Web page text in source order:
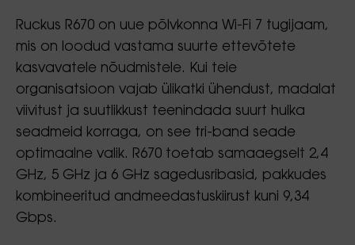
Ruckus R670 on uue põlvkonna Wi-Fi 7 tugijaam,
mis on loodud vastama suurte ettevõtete
kasvavatele nõudmistele. Kui teie
organisatsioon vajab ülikatki ühendust, madalat
viivitust ja suutlikkust teenindada suurt hulka
seadmeid korraga, on see tri-band seade
optimaalne valik. R670 toetab samaaegselt 2,4
GHz, 5 GHz ja 6 GHz sagedusribasid, pakkudes
kombineeritud andmeedastuskiirust kuni 9,34
Gbps.